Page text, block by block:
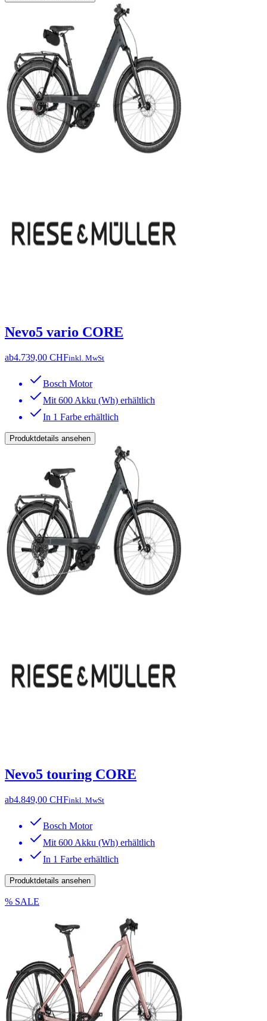
Nevo5 vario CORE
ab4.739,00 CHFinkl. MwSt
Bosch Motor
Mit 600 Akku (Wh) erhältlich
In 1 Farbe erhältlich
Produktdetails ansehen
Nevo5 touring CORE
ab4.849,00 CHFinkl. MwSt
Bosch Motor
Mit 600 Akku (Wh) erhältlich
In 1 Farbe erhältlich
Produktdetails ansehen
% SALE